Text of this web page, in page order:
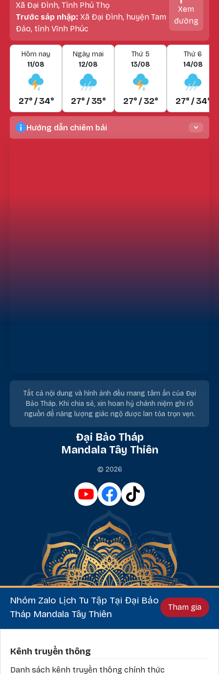
Xã Đại Đình, Tình Phú Thọ
Trước sáp nhập: Xã Đại Đình, huyện Tam
Đảo, tỉnh Vĩnh Phúc
Xem
đường
Hôm nay
11/08
27° / 34°
Ngày mai
12/08
27° / 35°
Thứ 5
13/08
27° / 32°
Thứ 6
14/08
27° / 34°
Hướng dẫn chiêm bái
Tất cả nội dung và hình ảnh đều mang tâm ấn của Đại
Bảo Tháp. Khi chia sẻ, xin hoan hỷ chánh niệm ghi rõ
nguồn để năng lượng giác ngộ được lan tỏa trọn vẹn.
Đại Bảo Tháp
Mandala Tây Thiên
© 2026
Nhóm Zalo Lịch Tu Tập Tại Đại Bảo
Tháp Mandala Tây Thiên
Tham gia
Phần chân
Kênh truyền thông
Danh sách kênh truyền thông chính thức